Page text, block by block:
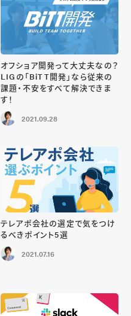
オフショア開発って大丈夫なの？
LIGの「BiTT開発」なら従来の
課題・不安をすべて解決できま
す！
2021.09.28
テレアポ会社の選定で気をつけ
るべきポイント5選
2021.07.16